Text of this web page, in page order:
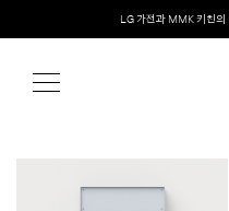
Welcome! 신규 회원가입 시
LG 가전과 MMK 키친의